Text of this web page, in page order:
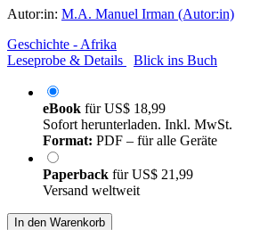
Autor:in: M.A. Manuel Irman (Autor:in)
Geschichte - Afrika
Leseprobe & Details
Blick ins Buch
eBook fürUS$ 18,99
Sofort herunterladen. Inkl. MwSt.
Format: PDF – für alle Geräte
Paperback fürUS$ 21,99
Versand weltweit
In den Warenkorb